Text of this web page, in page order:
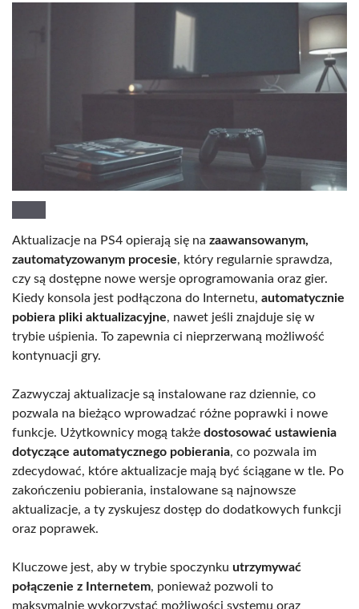
Aktualizacje na PS4 opierają się na zaawansowanym,
zautomatyzowanym procesie, który regularnie sprawdza,
czy są dostępne nowe wersje oprogramowania oraz gier.
Kiedy konsola jest podłączona do Internetu, automatycznie
pobiera pliki aktualizacyjne, nawet jeśli znajduje się w
trybie uśpienia. To zapewnia ci nieprzerwaną możliwość
kontynuacji gry.
Zazwyczaj aktualizacje są instalowane raz dziennie, co
pozwala na bieżąco wprowadzać różne poprawki i nowe
funkcje. Użytkownicy mogą także dostosować ustawienia
dotyczące automatycznego pobierania, co pozwala im
zdecydować, które aktualizacje mają być ściągane w tle. Po
zakończeniu pobierania, instalowane są najnowsze
aktualizacje, a ty zyskujesz dostęp do dodatkowych funkcji
oraz poprawek.
Kluczowe jest, aby w trybie spoczynku utrzymywać
połączenie z Internetem, ponieważ pozwoli to
maksymalnie wykorzystać możliwości systemu oraz